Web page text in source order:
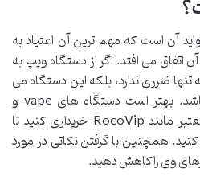
آن است که مهم ترین آن اعتیاد به
اتفاق می افتد. اگر از دستگاه ویپ به
ضرری ندارد، بلکه این دستگاه می
تواند در ترک سیگار نیز موثر باشد. بهتر است دستگاه های vape و
podmod را از مجموعه ای معتبر مانند RocoVip خریداری کنید تا
همچنین با گرفتن نکاتی در مورد
وی را کاهش دهید.